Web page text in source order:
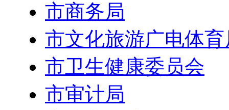
市商务局
市文化旅游广电体育
市卫生健康委员会
市审计局